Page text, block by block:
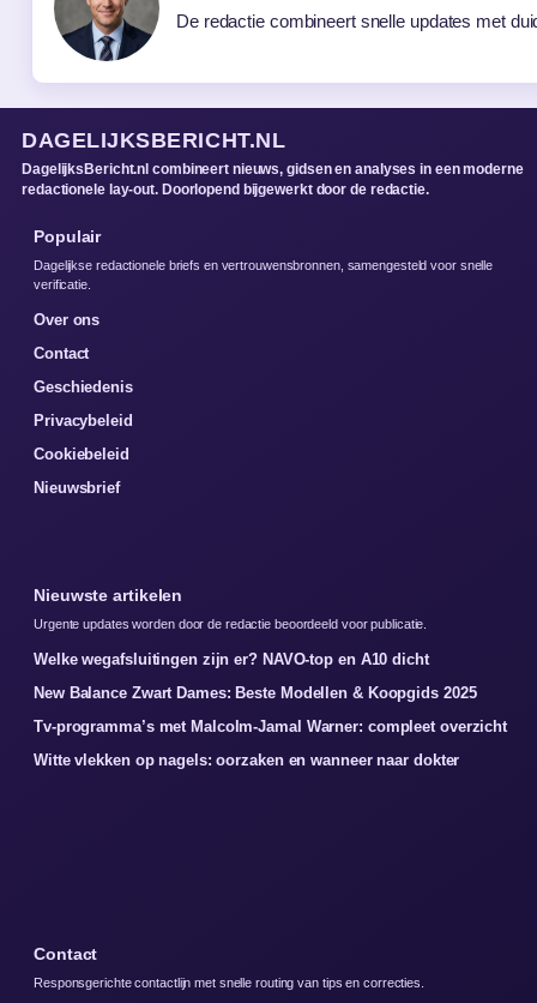
De redactie combineert snelle updates met
DAGELIJKSBERICHT.NL
DagelijksBericht.nl combineert nieuws, gidsen en analyses in een moderne
redactionele lay-out. Doorlopend bijgewerkt door de redactie.
Populair
Dagelijkse redactionele briefs en vertrouwensbronnen, samengesteld voor snelle
verificatie.
Over ons
Contact
Geschiedenis
Privacybeleid
Cookiebeleid
Nieuwsbrief
Nieuwste artikelen
Urgente updates worden door de redactie beoordeeld voor publicatie.
Welke wegafsluitingen zijn er? NAVO-top en A10 dicht
New Balance Zwart Dames: Beste Modellen & Koopgids 2025
Tv-programma’s met Malcolm-Jamal Warner: compleet overzicht
Witte vlekken op nagels: oorzaken en wanneer naar dokter
Contact
Responsgerichte contactlijn met snelle routing van tips en correcties.